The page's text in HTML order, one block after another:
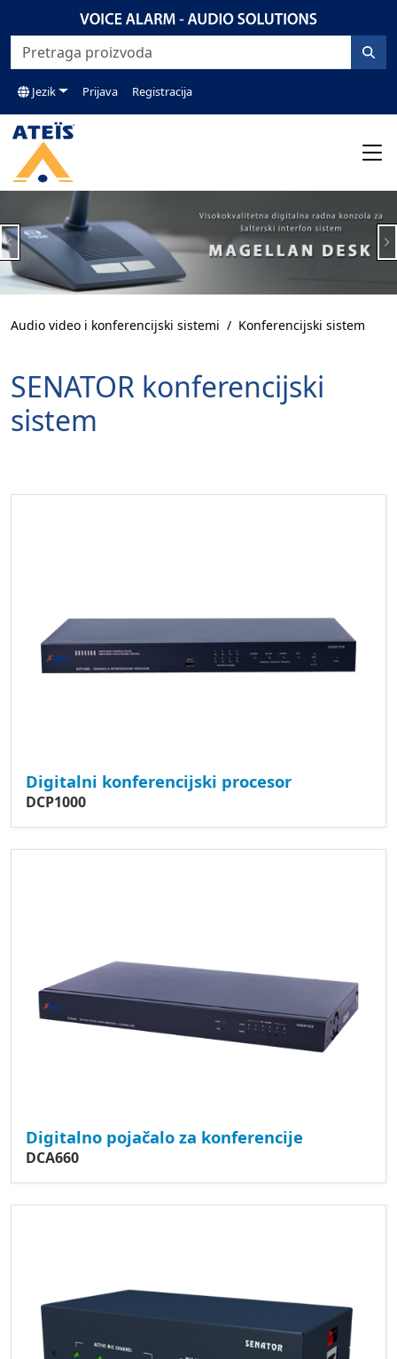
Jezik Prijava Registracija
Previous
Audio video i konferencijski sistemi Konferencijski sistem
SENATOR konferencijski
sistem
Digitalni konferencijski procesor
DCP1000
Digitalno pojačalo za konferencije
DCA660